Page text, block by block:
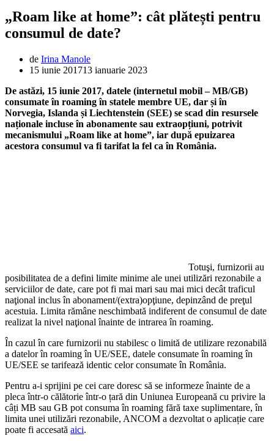
„Roam like at home”: cât plătești pentru
consumul de date?
de Irina Manole
15 iunie 201713 ianuarie 2023
De astăzi, 15 iunie 2017, datele (internetul mobil – MB/GB)
consumate în roaming în statele membre UE, dar și în
Norvegia, Islanda și Liechtenstein (SEE) se scad din resursele
naționale incluse în abonamente sau extraopțiuni, potrivit
mecanismului „Roam like at home”, iar după epuizarea
acestora consumul va fi tarifat la fel ca în România.
Totuşi, furnizorii au
posibilitatea de a defini limite minime ale unei utilizări rezonabile a
serviciilor de date, care pot fi mai mari sau mai mici decât traficul
naţional inclus în abonament/(extra)opţiune, depinzând de preţul
acestuia. Limita rămâne neschimbată indiferent de consumul de date
realizat la nivel naţional înainte de intrarea în roaming.
În cazul în care furnizorii nu stabilesc o limită de utilizare rezonabilă
a datelor în roaming în UE/SEE, datele consumate în roaming în
UE/SEE se tarifează identic celor consumate în România.
Pentru a-i sprijini pe cei care doresc să se informeze înainte de a
pleca într-o călătorie într-o țară din Uniunea Europeană cu privire la
câți MB sau GB pot consuma în roaming fără taxe suplimentare, în
limita unei utilizări rezonabile, ANCOM a dezvoltat o aplicație care
poate fi accesată aici.